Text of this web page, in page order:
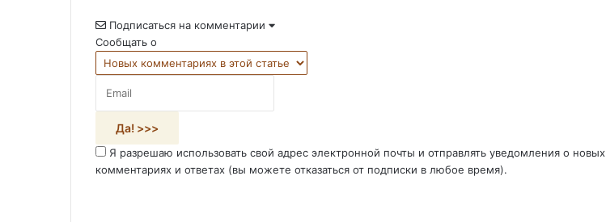
Подписаться на комментарии
Сообщать о
Я разрешаю использовать свой адрес электронной почты и отправлять уведомления о новых
комментариях и ответах (вы можете отказаться от подписки в любое время).